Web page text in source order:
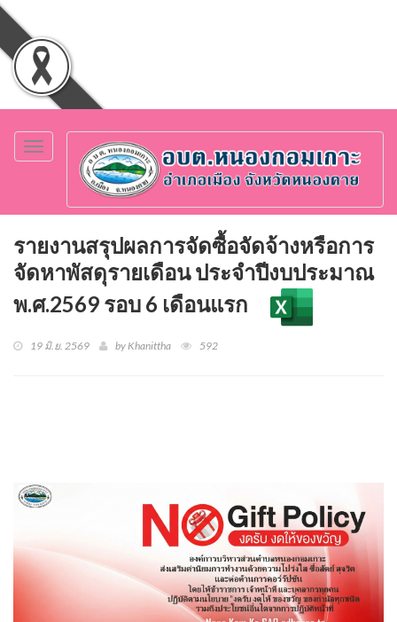
Toggle
navigation
รายงานสรุปผลการจัดซื้อจัดจ้างหรือการ
จัดหาพัสดุรายเดือน ประจำปีงบประมาณ
พ.ศ.2569 รอบ 6 เดือนแรก
19 มิ.ย. 2569 by Khanittha 592